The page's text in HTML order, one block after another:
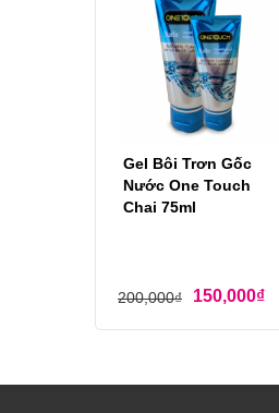
Gel Bôi Trơn Gốc
Nước One Touch
Chai 75ml
200,000₫ 150,000₫